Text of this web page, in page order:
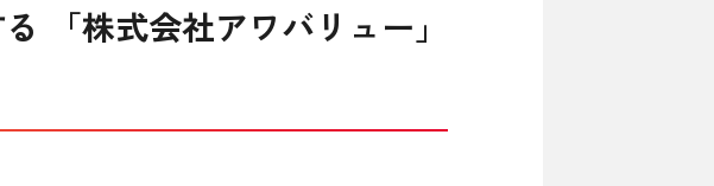
「株式会社アワバリュー」